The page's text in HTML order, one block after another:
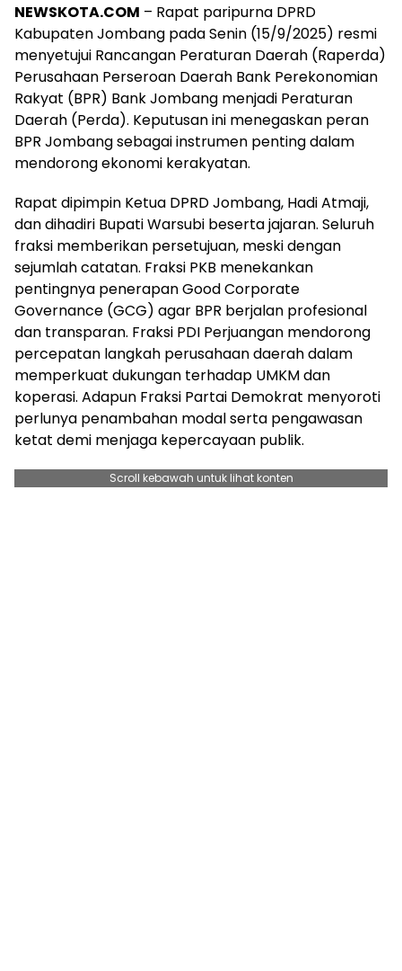
NEWSKOTA.COM – Rapat paripurna DPRD
Kabupaten Jombang pada Senin (15/9/2025) resmi
menyetujui Rancangan Peraturan Daerah (Raperda)
Perusahaan Perseroan Daerah Bank Perekonomian
Rakyat (BPR) Bank Jombang menjadi Peraturan
Daerah (Perda). Keputusan ini menegaskan peran
BPR Jombang sebagai instrumen penting dalam
mendorong ekonomi kerakyatan.
Rapat dipimpin Ketua DPRD Jombang, Hadi Atmaji,
dan dihadiri Bupati Warsubi beserta jajaran. Seluruh
fraksi memberikan persetujuan, meski dengan
sejumlah catatan. Fraksi PKB menekankan
pentingnya penerapan Good Corporate
Governance (GCG) agar BPR berjalan profesional
dan transparan. Fraksi PDI Perjuangan mendorong
percepatan langkah perusahaan daerah dalam
memperkuat dukungan terhadap UMKM dan
koperasi. Adapun Fraksi Partai Demokrat menyoroti
perlunya penambahan modal serta pengawasan
ketat demi menjaga kepercayaan publik.
Scroll kebawah untuk lihat konten